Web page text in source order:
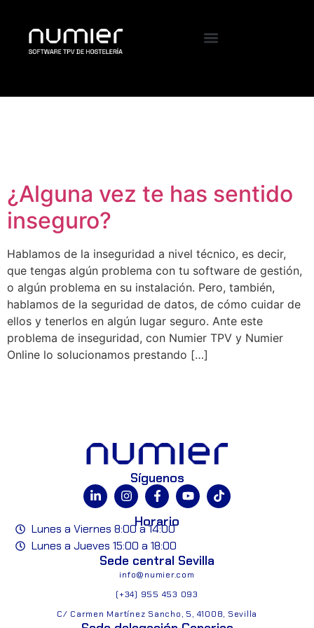
¿Alguna vez te has sentido
inseguro?
Hablamos de la inseguridad a nivel técnico, es decir,
que tengas algún problema con tu software de gestión,
o algún problema en su instalación. Pero, también,
hablamos de la seguridad de datos, de cómo cuidar de
ellos y tenerlos en algún lugar seguro. Ante este
problema de inseguridad, con Numier TPV y Numier
Online lo solucionamos prestando […]
Síguenos
Horario
Lunes a Viernes 8:00 a 14:00
Lunes a Jueves 15:00 a 18:00
Sede central Sevilla
info@numier.com
(+34) 955 453 093
C/ Carmen Martínez Sancho, 5, 41008, Sevilla